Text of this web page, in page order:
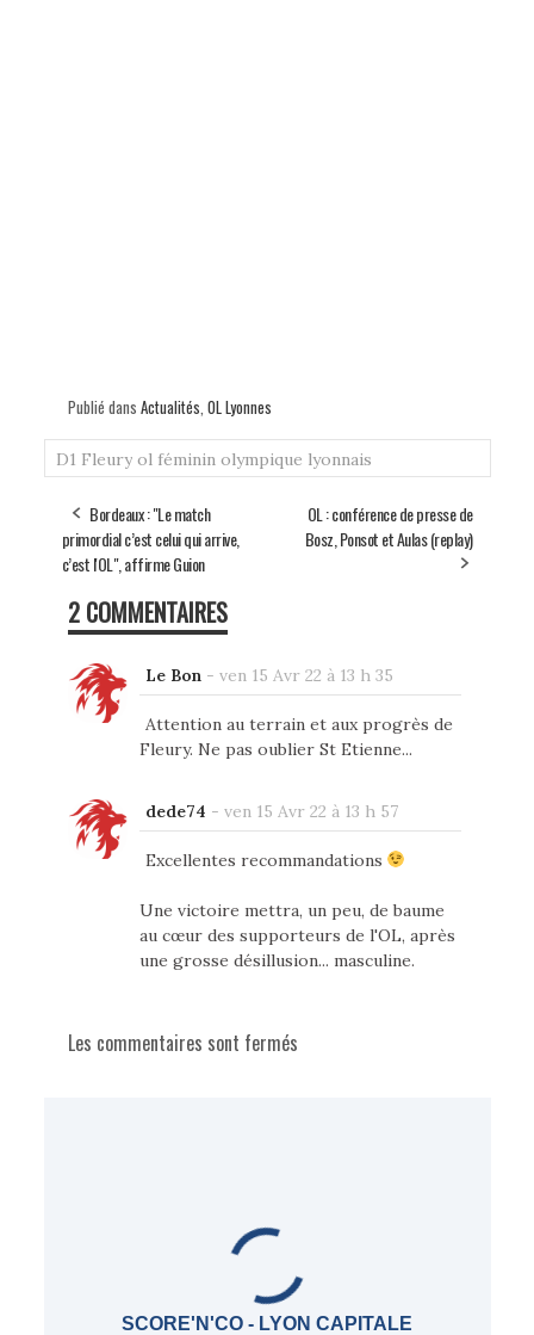
Publié dans Actualités OL Lyonnes
D1 Fleury ol féminin olympique lyonnais
Bordeaux : "Le match
primordial c’est celui qui arrive,
c’est l'OL", affirme Guion
OL : conférence de presse de
Bosz, Ponsot et Aulas (replay)
2 COMMENTAIRES
Le Bon - ven 15 Avr 22 à 13 h 35
Attention au terrain et aux progrès de
Fleury. Ne pas oublier St Etienne...
dede74 - ven 15 Avr 22 à 13 h 57
Excellentes recommandations
Une victoire mettra, un peu, de baume
au cœur des supporteurs de l'OL, après
une grosse désillusion... masculine.
Les commentaires sont fermés
SCORE'N'CO - LYON CAPITALE